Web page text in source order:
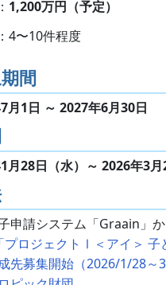
1,200万円（予定）
4〜10件程度
間
月1日 ～ 2027年6月30日
月28日（水）～ 2026年3
申請システム「Graain」
プロジェクトⅠ＜アイ＞ 子
先募集開始（2026/1/28～